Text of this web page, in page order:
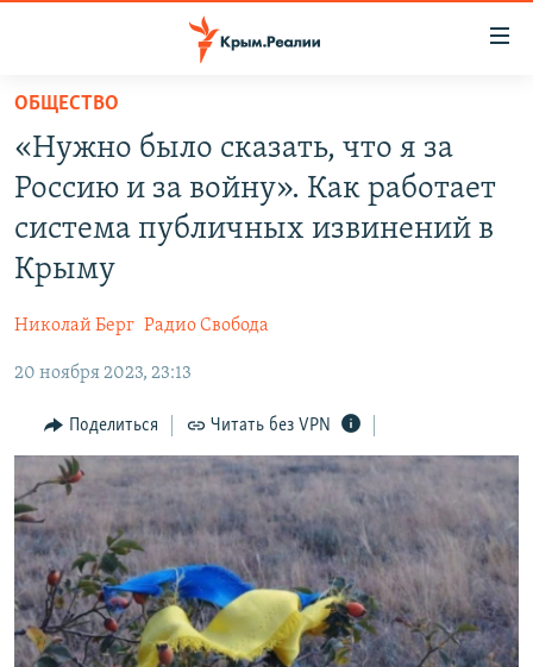
Вернуться
основному
содержанию
главной
Вернутся
СПЕЦПРОЕКТЫ
ИСТОРИЯ
ИНТЕРАКТИВ
ИНФОГРАФИКА
ТЕЛЕПРОЕКТ КРЫМ.РЕАЛИИ
СОВЕТЫ ПРАВОЗАЩИТНИКОВ
ПРОПАВШИЕ БЕЗ ВЕСТИ
ПОБЕДИТЕЛЕЙ НЕ СУДЯТ?
КРЫМ.НЕПОКОРЕННЫЙ
ELIFBE
РАДІО СВОБОДА
КАК ОБОЙТИ БЛОКИРОВКУ
Qırımtatar
ПРИСОЕДИНЯЙТЕСЬ!
ОБЩЕСТВО
«Нужно было сказать, что я за
Россию и за войну». Как работает
система публичных извинений в
Крыму
Николай Берг Радио Свобода
20 ноября 2023, 23:13
Поделиться Читать без VPN